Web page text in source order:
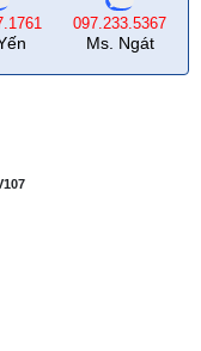
097.233.5367
Ms. Ngát